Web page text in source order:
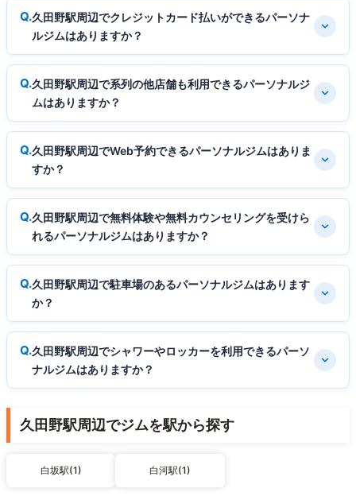
久田野駅周辺でクレジットカード払いができるパーソナ
ルジムはありますか？
久田野駅周辺で系列の他店舗も利用できるパーソナルジ
ムはありますか？
久田野駅周辺でWeb予約できるパーソナルジムはありま
すか？
久田野駅周辺で無料体験や無料カウンセリングを受けら
れるパーソナルジムはありますか？
久田野駅周辺で駐車場のあるパーソナルジムはあります
か？
久田野駅周辺でシャワーやロッカーを利用できるパーソ
ナルジムはありますか？
久田野駅周辺でジムを駅から探す
白坂駅(1) 白河駅(1)